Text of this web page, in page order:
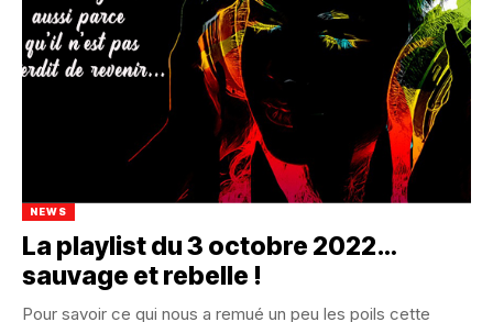
NEWS
La playlist du 3 octobre 2022…
sauvage et rebelle !
Pour savoir ce qui nous a remué un peu les poils cette